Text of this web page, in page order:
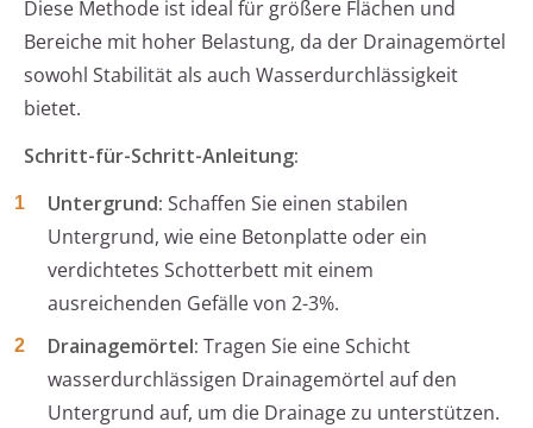
Diese Methode ist ideal für größere Flächen und
Bereiche mit hoher Belastung, da der Drainagemörtel
sowohl Stabilität als auch Wasserdurchlässigkeit
bietet.
Schritt-für-Schritt-Anleitung:
Untergrund: Schaffen Sie einen stabilen
Untergrund, wie eine Betonplatte oder ein
verdichtetes Schotterbett mit einem
ausreichenden Gefälle von 2-3%.
Drainagemörtel: Tragen Sie eine Schicht
wasserdurchlässigen Drainagemörtel auf den
Untergrund auf, um die Drainage zu unterstützen.